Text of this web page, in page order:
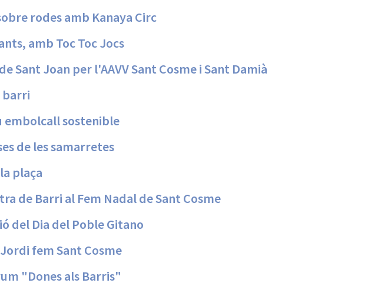
rodes amb Kanaya Circ
amb Toc Toc Jocs
Sant Joan per l'AAVV Sant Cosme i Sant Damià
barri
embolcall sostenible
de les samarretes
plaça
de Barri al Fem Nadal de Sant Cosme
del Dia del Poble Gitano
fem Sant Cosme
"Dones als Barris"